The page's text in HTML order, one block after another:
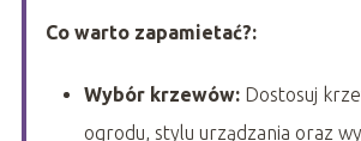
Co warto zapamietać?:
Wybór krzewów:Dostosuj
ogrodu, stylu urządzania oraz